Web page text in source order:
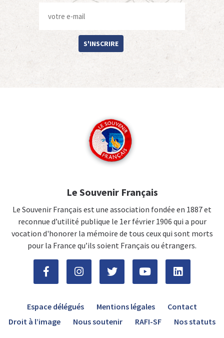
S'INSCRIRE
Le Souvenir Français
Le Souvenir Français est une association fondée en 1887 et
reconnue d’utilité publique le 1er février 1906 qui a pour
vocation d'honorer la mémoire de tous ceux qui sont morts
pour la France qu’ils soient Français ou étrangers.
Espace délégués Mentions légales
Contact
Droit à l’image
Nous soutenir RAFI-SF Nos statuts